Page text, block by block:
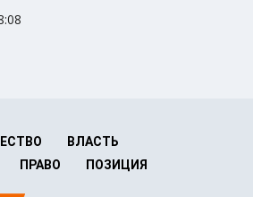
ВЛАСТЬ
ПРАВО ПОЗИЦИЯ